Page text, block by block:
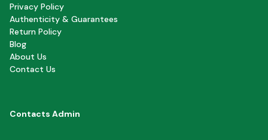
Privacy Policy
Authenticity & Guarantees
Return Policy
Blog
About Us
Contact Us
Contacts Admin